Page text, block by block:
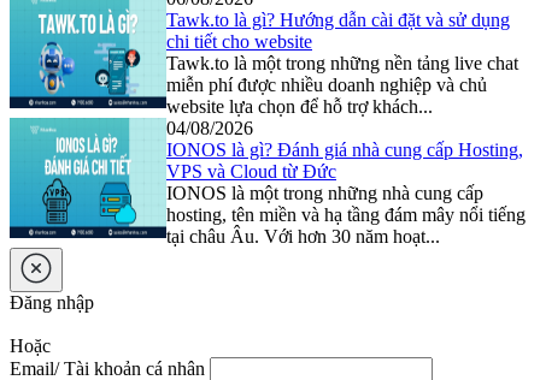
Tawk.to là gì? Hướng dẫn cài đặt và sử dụng
chi tiết cho website
Tawk.to là một trong những nền tảng live chat
miễn phí được nhiều doanh nghiệp và chủ
website lựa chọn để hỗ trợ khách...
04/08/2026
IONOS là gì? Đánh giá nhà cung cấp Hosting,
VPS và Cloud từ Đức
IONOS là một trong những nhà cung cấp
hosting, tên miền và hạ tầng đám mây nổi tiếng
tại châu Âu. Với hơn 30 năm hoạt...
Đăng nhập
Hoặc
Email/ Tài khoản cá nhân